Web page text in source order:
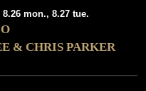
mon., 8.27 tue.
& CHRIS PARKER